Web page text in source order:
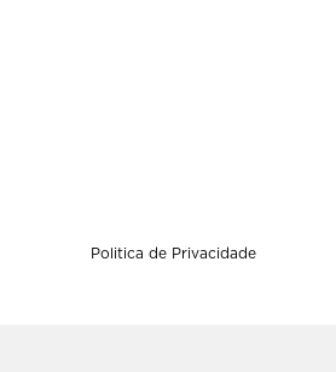
Politica de Privacidade